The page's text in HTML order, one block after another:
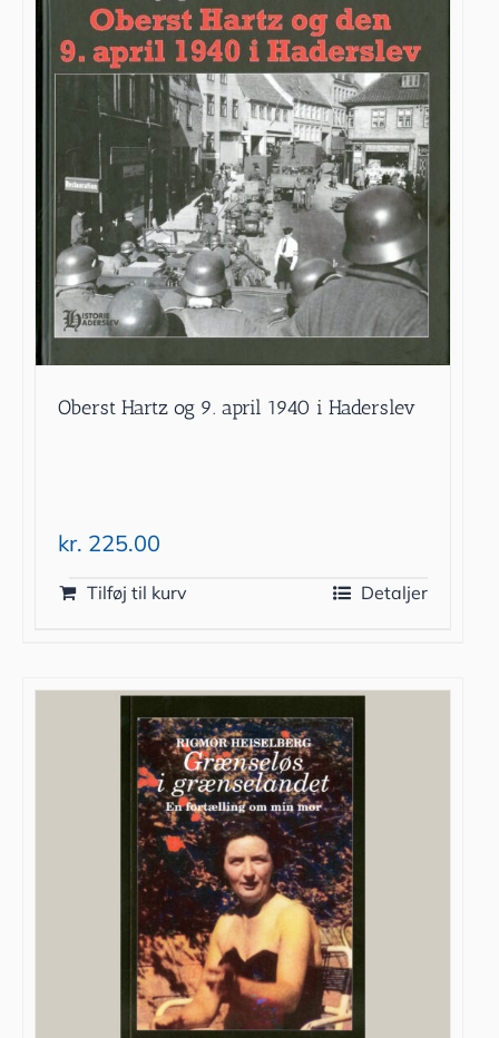
Oberst Hartz og 9. april 1940 i Haderslev
kr. 225.00
Tilføj til kurv Detaljer